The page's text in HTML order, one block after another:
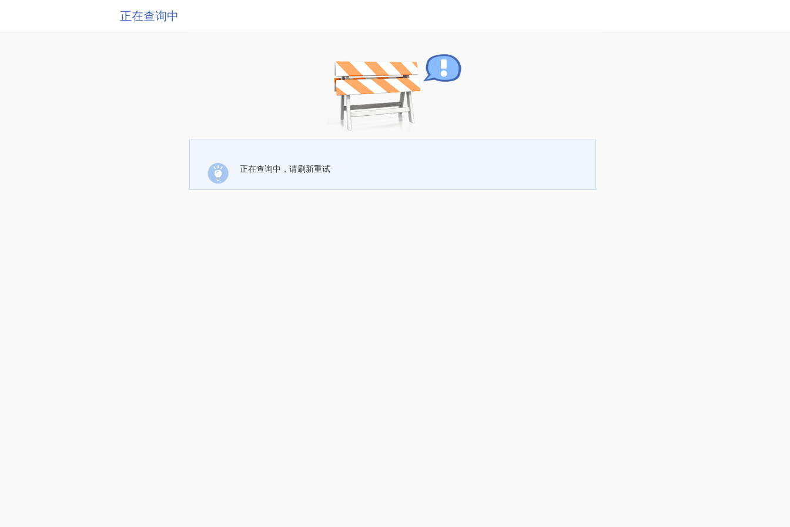
正在查询中
正在查询中，请刷新重试